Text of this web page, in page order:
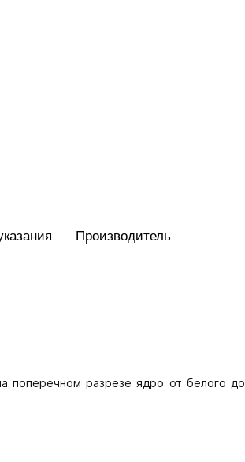
Производитель
поперечном разрезе ядро от белого до